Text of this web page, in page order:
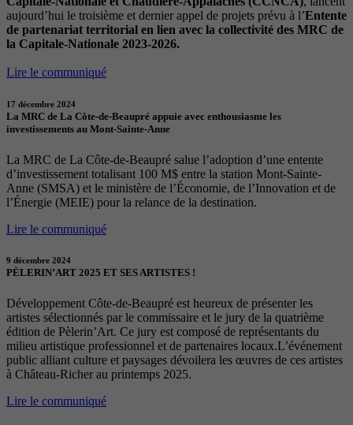
aujourd’hui le troisième et dernier appel de projets prévu à l’Entente
de partenariat territorial en lien avec la collectivité des MRC de
la Capitale-Nationale 2023-2026.
Lire le communiqué
17 décembre 2024
La MRC de La Côte-de-Beaupré appuie avec enthousiasme les
investissements au Mont-Sainte-Anne
La MRC de La Côte-de-Beaupré salue l’adoption d’une entente
d’investissement totalisant 100 M$ entre la station Mont-Sainte-
Anne (SMSA) et le ministère de l’Économie, de l’Innovation et de
l’Énergie (MEIE) pour la relance de la destination.
Lire le communiqué
9 décembre 2024
PÈLERIN’ART 2025 ET SES ARTISTES !
Développement Côte-de-Beaupré est heureux de présenter les
artistes sélectionnés par le commissaire et le jury de la quatrième
édition de Pèlerin’Art. Ce jury est composé de représentants du
milieu artistique professionnel et de partenaires locaux.L’événement
public alliant culture et paysages dévoilera les œuvres de ces artistes
à Château-Richer au printemps 2025.
Lire le communiqué